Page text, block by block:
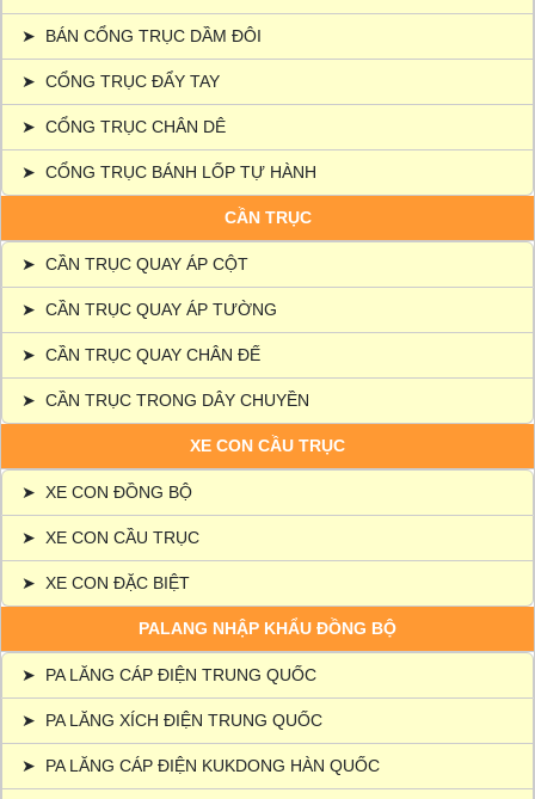
➤ BÁN CỔNG TRỤC DẦM ĐÔI
➤ CỔNG TRỤC ĐẨY TAY
➤ CỔNG TRỤC CHÂN DÊ
➤ CỔNG TRỤC BÁNH LỐP TỰ HÀNH
CẦN TRỤC
➤ CẦN TRỤC QUAY ÁP CỘT
➤ CẦN TRỤC QUAY ÁP TƯỜNG
➤ CẦN TRỤC QUAY CHÂN ĐẾ
➤ CẦN TRỤC TRONG DÂY CHUYỀN
XE CON CẦU TRỤC
➤ XE CON ĐỒNG BỘ
➤ XE CON CẦU TRỤC
➤ XE CON ĐẶC BIỆT
PALANG NHẬP KHẨU ĐỒNG BỘ
➤ PA LĂNG CÁP ĐIỆN TRUNG QUỐC
➤ PA LĂNG XÍCH ĐIỆN TRUNG QUỐC
➤ PA LĂNG CÁP ĐIỆN KUKDONG HÀN QUỐC